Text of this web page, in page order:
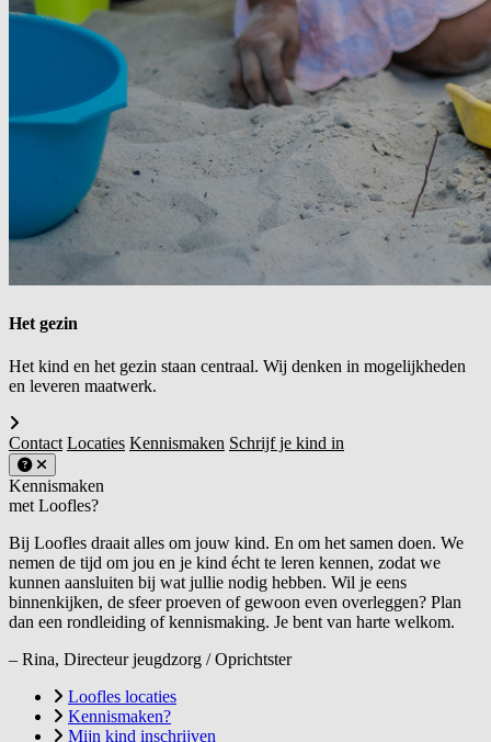
Het gezin
Het kind en het gezin staan centraal. Wij denken in mogelijkheden
en leveren maatwerk.
Contact Locaties Kennismaken Schrijf je kind in
Kennismaken
met Loofles?
Bij Loofles draait alles om jouw kind. En om het samen doen. We
nemen de tijd om jou en je kind écht te leren kennen, zodat we
kunnen aansluiten bij wat jullie nodig hebben. Wil je eens
binnenkijken, de sfeer proeven of gewoon even overleggen? Plan
dan een rondleiding of kennismaking. Je bent van harte welkom.
– Rina, Directeur jeugdzorg / Oprichtster
Loofles locaties
Kennismaken?
Mijn kind inschrijven